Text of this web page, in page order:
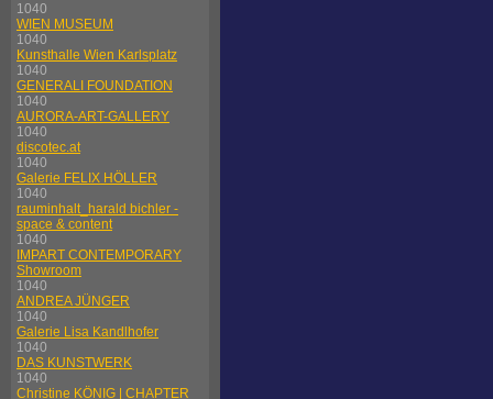
1040
WIEN MUSEUM
1040
Kunsthalle Wien Karlsplatz
1040
GENERALI FOUNDATION
1040
AURORA-ART-GALLERY
1040
discotec.at
1040
Galerie FELIX HÖLLER
1040
rauminhalt_harald bichler -
space & content
1040
IMPART CONTEMPORARY
Showroom
1040
ANDREA JÜNGER
1040
Galerie Lisa Kandlhofer
1040
DAS KUNSTWERK
1040
Christine KÖNIG | CHAPTER